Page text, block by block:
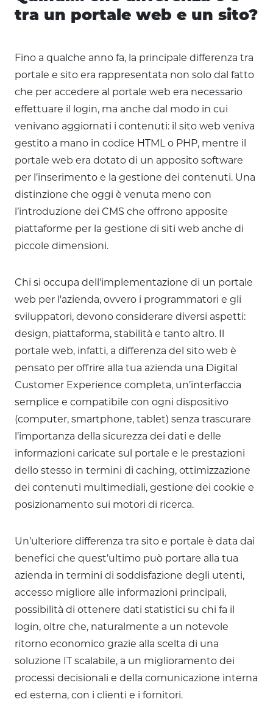
tra un portale web e un sito?
Fino a qualche anno fa, la principale differenza tra
portale e sito era rappresentata non solo dal fatto
che per accedere al portale web era necessario
effettuare il login, ma anche dal modo in cui
venivano aggiornati i contenuti: il sito web veniva
gestito a mano in codice HTML o PHP, mentre il
portale web era dotato di un apposito software
per l’inserimento e la gestione dei contenuti. Una
distinzione che oggi è venuta meno con
l’introduzione dei CMS che offrono apposite
piattaforme per la gestione di siti web anche di
piccole dimensioni.
Chi si occupa dell'implementazione di un portale
web per l'azienda, ovvero i programmatori e gli
sviluppatori, devono considerare diversi aspetti:
design, piattaforma, stabilità e tanto altro. Il
portale web, infatti, a differenza del sito web è
pensato per offrire alla tua azienda una Digital
Customer Experience completa, un’interfaccia
semplice e compatibile con ogni dispositivo
(computer, smartphone, tablet) senza trascurare
l’importanza della sicurezza dei dati e delle
informazioni caricate sul portale e le prestazioni
dello stesso in termini di caching, ottimizzazione
dei contenuti multimediali, gestione dei cookie e
posizionamento sui motori di ricerca.
Un’ulteriore differenza tra sito e portale è data dai
benefici che quest’ultimo può portare alla tua
azienda in termini di soddisfazione degli utenti,
accesso migliore alle informazioni principali,
possibilità di ottenere dati statistici su chi fa il
login, oltre che, naturalmente a un notevole
ritorno economico grazie alla scelta di una
soluzione IT scalabile, a un miglioramento dei
processi decisionali e della comunicazione interna
ed esterna, con i clienti e i fornitori.